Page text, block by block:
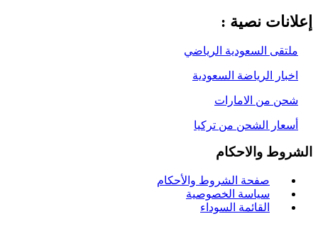
نصية :
السعودية الرياضي
الرياضة السعودية
من الامارات
الشحن من تركيا
والاحكام
صفحة الشروط والأحكام
سياسة الخصوصية
القائمة السوداء